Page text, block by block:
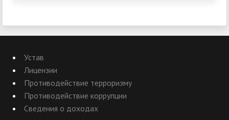
Устав
Лицензии
Противодействие терроризму
Противодействие коррупции
Сведения о доходах